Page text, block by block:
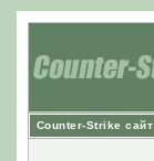
Counter-Strike сайт